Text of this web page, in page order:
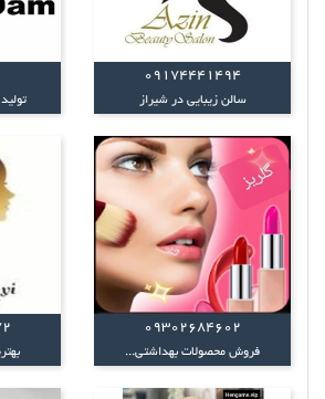
09174441494
سالن زیبایی در شیراز
09302684602
فروش محصولات بهداشتی...